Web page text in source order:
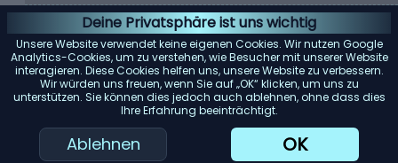
Deine Privatsphäre ist uns wichtig
Unsere Website verwendet keine eigenen Cookies. Wir nutzen Google
Analytics-Cookies, um zu verstehen, wie Besucher mit unserer Website
interagieren. Diese Cookies helfen uns, unsere Website zu verbessern.
Wir würden uns freuen, wenn Sie auf „OK“ klicken, um uns zu
unterstützen. Sie können dies jedoch auch ablehnen, ohne dass dies
Ihre Erfahrung beeinträchtigt.
Ablehnen OK
Energieeffizienz: Achten Sie auf Geschirrspüler mit einer
Energy Star-Bewertung. Diese Modelle verbrauchen
weniger Wasser und Strom, was Ihnen langfristig Geld
spart.
Geräuschpegel: Geschirrspüler können laut sein. Wenn
Lärm ein Problem darstellt, suchen Sie nach Modellen mit
einem Dezibelwert von 45 oder darunter.